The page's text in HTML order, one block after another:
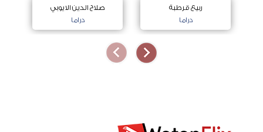
ربيع قرطبة
دراما
صلاح الدين الايوبي
دراما